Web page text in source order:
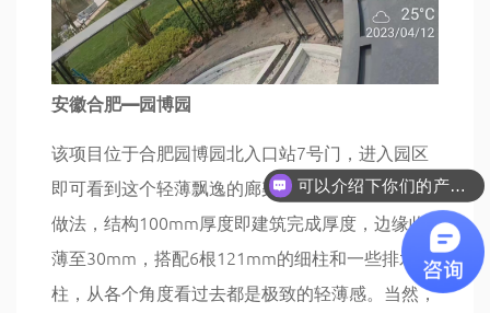
安徽合肥—园博园
该项目位于合肥园博园北入口站7号门，进入园区
即可看到这个轻薄飘逸的廊架。整个屋面采用曲面
做法，结构100mm厚度即建筑完成厚度，边缘收
薄至30mm，搭配6根121mm的细柱和一些排水
柱，从各个角度看过去都是极致的轻薄感。当然，
可以介绍下你们的产品么